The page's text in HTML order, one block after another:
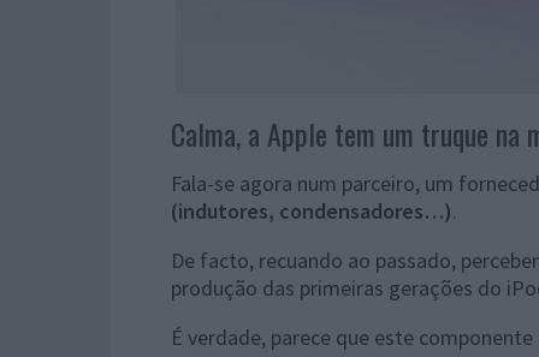
Calma, a Apple tem um truque na
Fala-se agora num parceiro, um
(indutores, condensadores…).
De facto, recuando ao passado,
produção das primeiras gerações do
É verdade, parece que este